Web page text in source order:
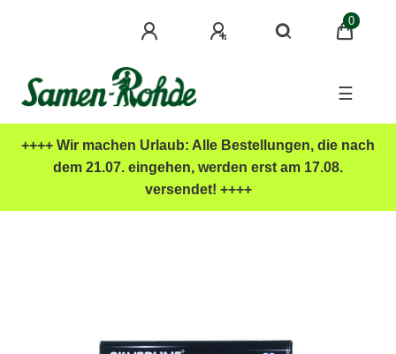
0
☰
++++ Wir machen Urlaub: Alle Bestellungen, die nach
dem 21.07. eingehen, werden erst am 17.08.
versendet! ++++